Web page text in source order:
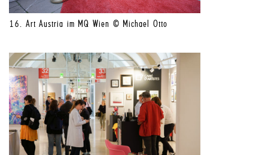
16. Art Austria im MQ Wien © Michael Otto